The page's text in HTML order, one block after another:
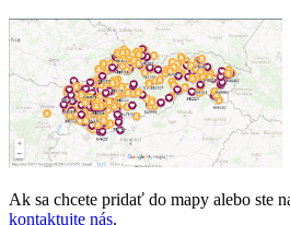
Ak sa chcete pridať do mapy alebo ste
kontaktujte nás.